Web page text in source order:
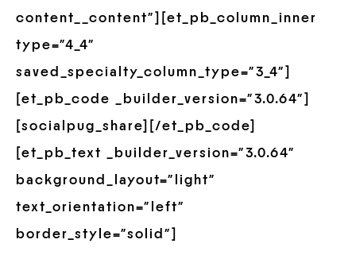
content__content”][et_pb_column_inner
type=”4_4″
saved_specialty_column_type=”3_4″]
[et_pb_code _builder_version=”3.0.64″]
[socialpug_share][/et_pb_code]
[et_pb_text _builder_version=”3.0.64″
background_layout=”light”
text_orientation=”left”
border_style=”solid”]